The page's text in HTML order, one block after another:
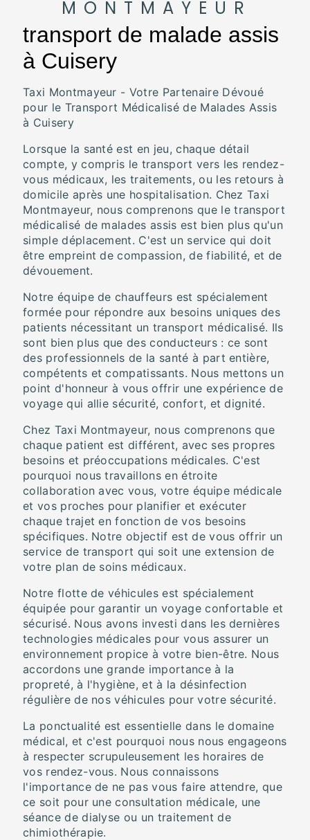
MONTMAYEUR
transport de malade assis
à Cuisery
Taxi Montmayeur - Votre Partenaire Dévoué
pour le Transport Médicalisé de Malades Assis
à Cuisery
Lorsque la santé est en jeu, chaque détail
compte, y compris le transport vers les rendez-
vous médicaux, les traitements, ou les retours à
domicile après une hospitalisation. Chez Taxi
Montmayeur, nous comprenons que le transport
médicalisé de malades assis est bien plus qu'un
simple déplacement. C'est un service qui doit
être empreint de compassion, de fiabilité, et de
dévouement.
Notre équipe de chauffeurs est spécialement
formée pour répondre aux besoins uniques des
patients nécessitant un transport médicalisé. Ils
sont bien plus que des conducteurs : ce sont
des professionnels de la santé à part entière,
compétents et compatissants. Nous mettons un
point d'honneur à vous offrir une expérience de
voyage qui allie sécurité, confort, et dignité.
Chez Taxi Montmayeur, nous comprenons que
chaque patient est différent, avec ses propres
besoins et préoccupations médicales. C'est
pourquoi nous travaillons en étroite
collaboration avec vous, votre équipe médicale
et vos proches pour planifier et exécuter
chaque trajet en fonction de vos besoins
spécifiques. Notre objectif est de vous offrir un
service de transport qui soit une extension de
votre plan de soins médicaux.
Notre flotte de véhicules est spécialement
équipée pour garantir un voyage confortable et
sécurisé. Nous avons investi dans les dernières
technologies médicales pour vous assurer un
environnement propice à votre bien-être. Nous
accordons une grande importance à la
propreté, à l'hygiène, et à la désinfection
régulière de nos véhicules pour votre sécurité.
La ponctualité est essentielle dans le domaine
médical, et c'est pourquoi nous nous engageons
à respecter scrupuleusement les horaires de
vos rendez-vous. Nous connaissons
l'importance de ne pas vous faire attendre, que
ce soit pour une consultation médicale, une
séance de dialyse ou un traitement de
chimiothérapie.